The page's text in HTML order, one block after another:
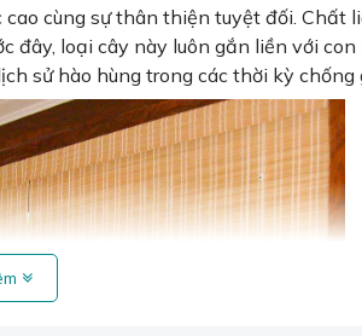
cao cùng sự thân thiện tuyệt đối. Chất
đây, loại cây này luôn gắn liền với con
sử hào hùng trong các thời kỳ chống